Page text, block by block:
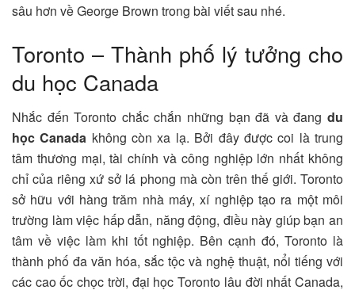
sâu hơn về George Brown trong bài viết sau nhé.
Toronto – Thành phố lý tưởng cho
du học Canada
Nhắc đến Toronto chắc chắn những bạn đã và đang du
học Canada không còn xa lạ. Bởi đây được coi là trung
tâm thương mại, tài chính và công nghiệp lớn nhất không
chỉ của riêng xứ sở lá phong mà còn trên thế giới. Toronto
sở hữu với hàng trăm nhà máy, xí nghiệp tạo ra một môi
trường làm việc hấp dẫn, năng động, điều này giúp bạn an
tâm về việc làm khi tốt nghiệp. Bên cạnh đó, Toronto là
thành phố đa văn hóa, sắc tộc và nghệ thuật, nổi tiếng với
các cao ốc chọc trời, đại học Toronto lâu đời nhất Canada,